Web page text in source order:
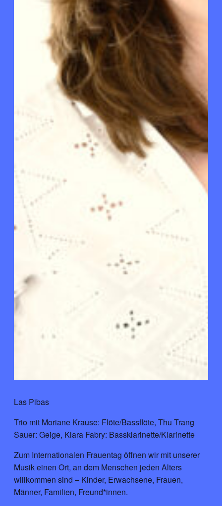
Las Pibas
Trio mit Moriane Krause: Flöte/Bassflöte, Thu Trang
Sauer: Geige, Klara Fabry: Bassklarinette/Klarinette
Zum Internationalen Frauentag öffnen wir mit unserer
Musik einen Ort, an dem Menschen jeden Alters
willkommen sind – Kinder, Erwachsene, Frauen,
Männer, Familien, Freund*innen.